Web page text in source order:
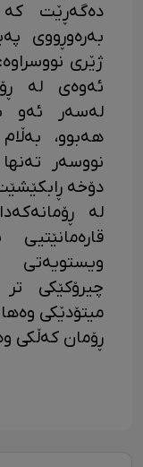
دەگەڕێت کە
بەرەوڕووی
ژێری
ئەوەی لە
لەسەر ئەو
هەبوو،
نووسەر
دۆخە
لە
ویستویەتی
چیرۆکێکی
میتۆدێکی
ڕۆمان کەڵکی